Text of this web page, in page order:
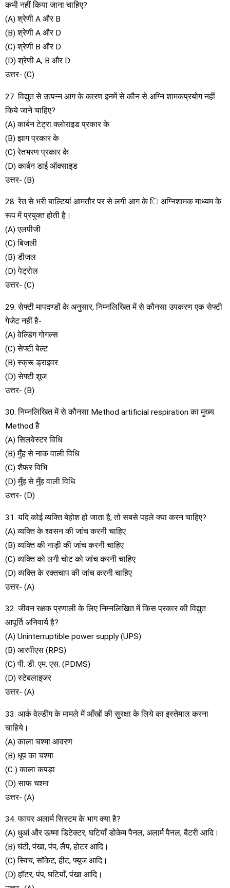
कभी नहीं किया जाना चाहिए?
(A) श्रेणी A और B
(B) श्रेणी A और D
(C) श्रेणी B और D
(D) श्रेणी A, B और D
उत्तर- (C)
27. विद्युत से उत्पन्न आग के कारण इनमें से कौन से अग्नि शामकप्रयोग नहीं
किये जाने चाहिए?
(A) कार्बन टेट्रा क्लोराइड प्रकार के
(B) झाग प्रकार के
(C) रेतभरण प्रकार के
(D) कार्बन डाई ऑक्साइड
उत्तर- (B)
28. रेत से भरी बाल्टियां आमतौर पर से लगी आग के ि अग्निशामक माध्यम के
रूप में प्रयुक्त होती है।
(A) एलपीजी
(C) बिजली
(B) डीजल
(D) पेट्रोल
उत्तर- (C)
29. सेफ्टी मापदण्डों के अनुसार, निम्नलिखित में से कौनसा उपकरण एक सेफ्टी
गेजेट नहीं है-
(A) वेल्डिंग गोगल्स
(C) सेफ्टी बेल्ट
(B) स्क्रू ड्राइवर
(D) सेफ्टी शूज
उत्तर- (B)
30. निम्नलिखित में से कौनसा Method artificial respiration का मुख्य
Method है
(A) सिलवेस्टर विधि
(B) मुँह से नाक वाली विधि
(C) शैफर विभि
(D) मुँह से मुँह वाली विधि
उत्तर- (D)
31. यदि कोई व्यक्ति बेहोश हो जाता है, तो सबसे पहले क्या करन चाहिए?
(A) व्यक्ति के श्वसन की जांच करनी चाहिए
(B) व्यक्ति की नाड़ी की जांच करनी चाहिए
(C) व्यक्ति को लगी चोट को जांच करनी चाहिए
(D) व्यक्ति के रक्तचाप की जांच करनी चाहिए
उत्तर- (A)
32. जीवन रक्षक प्रणाली के लिए निम्नलिखित में किस प्रकार की विद्युत
आपूर्ति अनिवार्य है?
(A) Uninterruptible power supply (UPS)
(B) आरपीएस (RPS)
(C) पी. डी. एम. एस. (PDMS)
(D) स्टेबलाइजर
उत्तर- (A)
33. आर्क वेल्डींग के मामले में आँखों की सुरक्षा के लिये का इस्तेमाल करना
चाहिये।
(A) काला चश्मा आवरण
(B) धूप का चश्मा
(C ) काला कपड़ा
(D) साफ चश्मा
उत्तर- (A)
34. फायर अलार्म सिस्टम के भाग क्या है?
(A) धुआं और ऊष्मा डिटेक्टर, घटियाँ डोकेम पैनल, अलार्म पैनल, बैटरी आदि।
(B) घंटी, पंखा, पंप, लैप, होटर आदि।
(C) स्विच, सॉकेट, हीट, फ्यूज आदि।
(D) हॉटर, पंप, घटियाँ, पंखा आदि।